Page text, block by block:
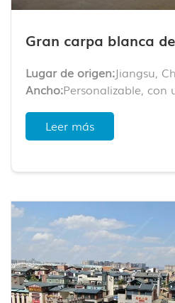
Gran carpa blanca
Lugar de origen:Jiangsu,
Ancho:Personalizable, con
Longitud:Ilimitado,
Opciones de pared:
de vidrio, puertas de
alta resistencia + tejido de
850 g/m²)
Características:Resistente
la nieve; apto para uso
almacenes.
Leer más